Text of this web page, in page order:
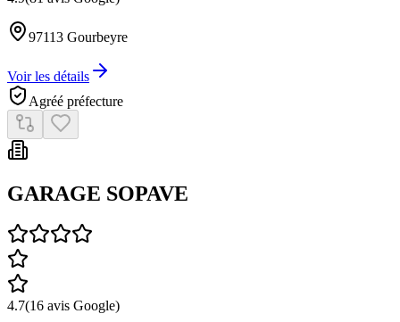
97113 Gourbeyre
Voir les détails
Agréé préfecture
GARAGE SOPAVE
4.7(16 avis Google)